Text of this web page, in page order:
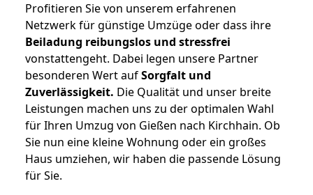
Profitieren Sie von unserem erfahrenen
Netzwerk für günstige Umzüge oder dass ihre
Beiladung reibungslos und stressfrei
vonstattengeht. Dabei legen unsere Partner
besonderen Wert aufSorgfalt und
Zuverlässigkeit. Die Qualität und unser breite
Leistungen machen uns zu der optimalen Wahl
für Ihren Umzug von Gießen nach Kirchhain. Ob
Sie nun eine kleine Wohnung oder ein großes
Haus umziehen, wir haben die passende Lösung
für Sie.